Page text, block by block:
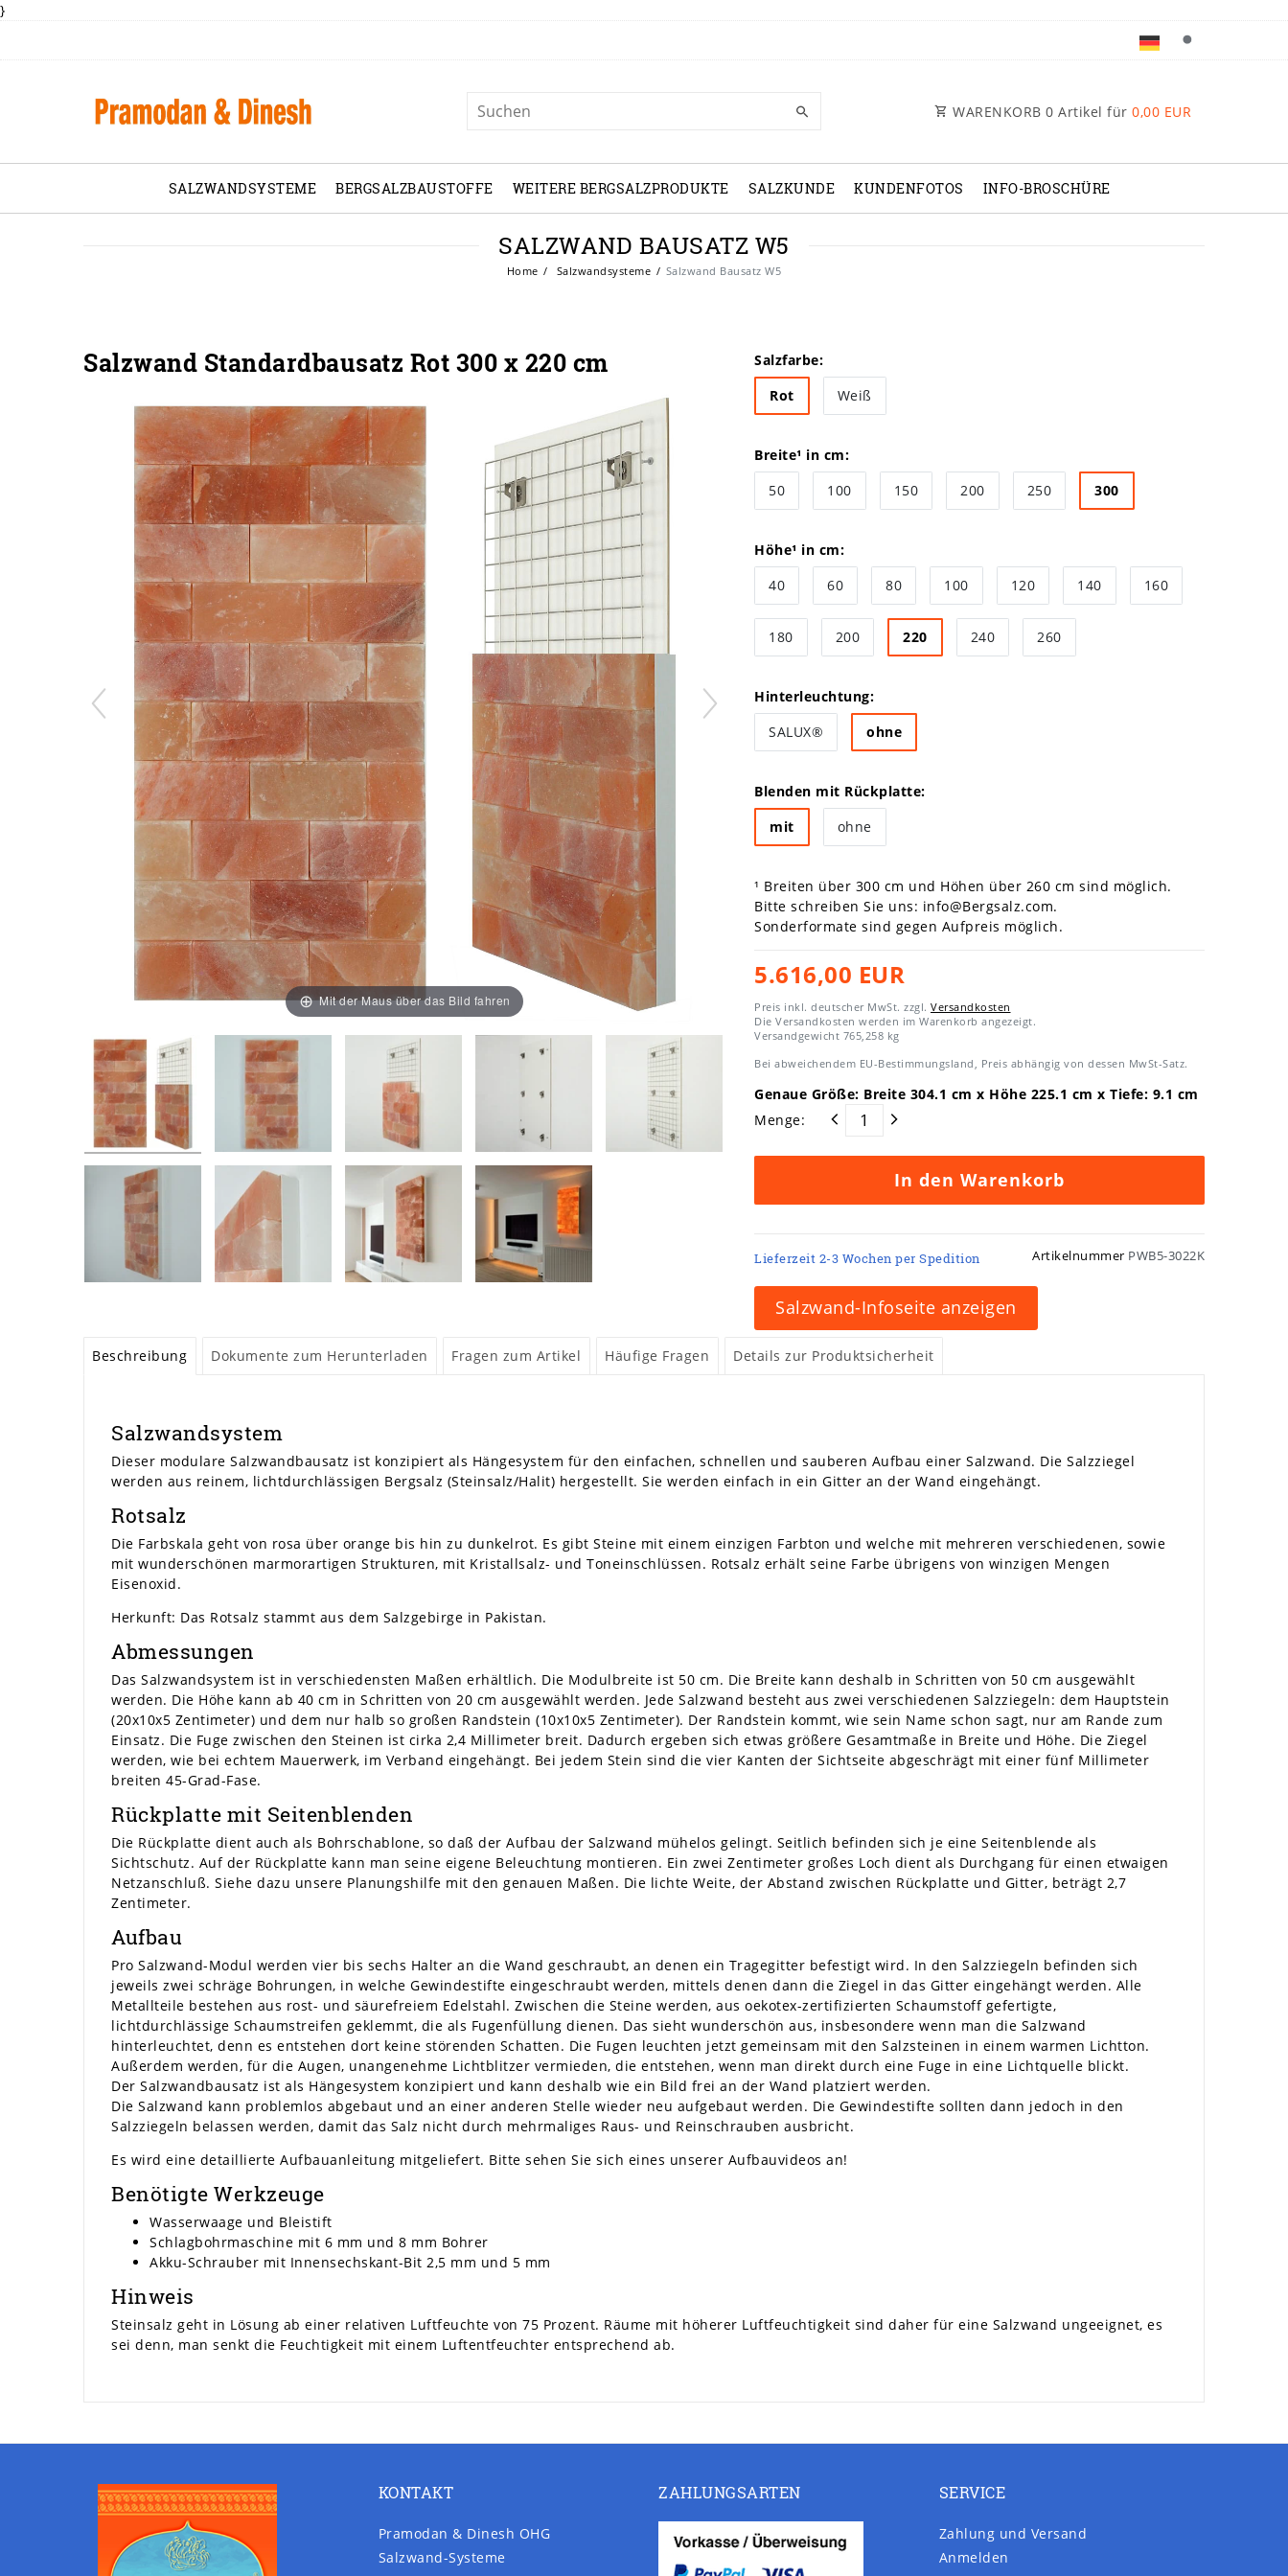
}
WARENKORB 0 Artikel für 0,00 EUR
SALZWANDSYSTEME BERGSALZBAUSTOFFE WEITERE BERGSALZPRODUKTE SALZKUNDE KUNDENFOTOS INFO-BROSCHÜRE
SALZWAND BAUSATZ W5
Home Salzwandsysteme Salzwand Bausatz W5
Salzwand Standardbausatz Rot 300 x 220 cm
Mit der Maus über das Bild fahren
Salzfarbe:
Rot
Weiß
Breite¹ in cm:
50
100 150 200 250 300
Höhe¹ in cm:
40
60 80 100 120 140 160
180 200 220 240 260
Hinterleuchtung:
SALUX®
ohne
Blenden mit Rückplatte:
mit
ohne
¹ Breiten über 300 cm und Höhen über 260 cm sind möglich.
Bitte schreiben Sie uns: info@Bergsalz.com.
Sonderformate sind gegen Aufpreis möglich.
5.616,00 EUR
Preis inkl. deutscher MwSt. zzgl. Versandkosten
Die Versandkosten werden im Warenkorb angezeigt.
Versandgewicht 765,258 kg
Bei abweichendem EU-Bestimmungsland, Preis abhängig von dessen MwSt-Satz.
Genaue Größe: Breite 304.1 cm x Höhe 225.1 cm x Tiefe: 9.1 cm
Menge:
In den Warenkorb
Lieferzeit 2-3 Wochen per Spedition Artikelnummer PWB5-3022K
Salzwand-Infoseite anzeigen
Beschreibung Dokumente zum Herunterladen Fragen zum Artikel Häufige Fragen Details zur Produktsicherheit
Salzwandsystem
Dieser modulare Salzwandbausatz ist konzipiert als Hängesystem für den einfachen, schnellen und sauberen Aufbau einer Salzwand. Die Salzziegel
werden aus reinem, lichtdurchlässigen Bergsalz (Steinsalz/Halit) hergestellt. Sie werden einfach in ein Gitter an der Wand eingehängt.
Rotsalz
Die Farbskala geht von rosa über orange bis hin zu dunkelrot. Es gibt Steine mit einem einzigen Farbton und welche mit mehreren verschiedenen, sowie
mit wunderschönen marmorartigen Strukturen, mit Kristallsalz- und Toneinschlüssen. Rotsalz erhält seine Farbe übrigens von winzigen Mengen
Eisenoxid.
Herkunft: Das Rotsalz stammt aus dem Salzgebirge in Pakistan.
Abmessungen
Das Salzwandsystem ist in verschiedensten Maßen erhältlich. Die Modulbreite ist 50 cm. Die Breite kann deshalb in Schritten von 50 cm ausgewählt
werden. Die Höhe kann ab 40 cm in Schritten von 20 cm ausgewählt werden. Jede Salzwand besteht aus zwei verschiedenen Salzziegeln: dem Hauptstein
(20x10x5 Zentimeter) und dem nur halb so großen Randstein (10x10x5 Zentimeter). Der Randstein kommt, wie sein Name schon sagt, nur am Rande zum
Einsatz. Die Fuge zwischen den Steinen ist cirka 2,4 Millimeter breit. Dadurch ergeben sich etwas größere Gesamtmaße in Breite und Höhe. Die Ziegel
werden, wie bei echtem Mauerwerk, im Verband eingehängt. Bei jedem Stein sind die vier Kanten der Sichtseite abgeschrägt mit einer fünf Millimeter
breiten 45-Grad-Fase.
Rückplatte mit Seitenblenden
Die Rückplatte dient auch als Bohrschablone, so daß der Aufbau der Salzwand mühelos gelingt. Seitlich befinden sich je eine Seitenblende als
Sichtschutz. Auf der Rückplatte kann man seine eigene Beleuchtung montieren. Ein zwei Zentimeter großes Loch dient als Durchgang für einen etwaigen
Netzanschluß. Siehe dazu unsere Planungshilfe mit den genauen Maßen. Die lichte Weite, der Abstand zwischen Rückplatte und Gitter, beträgt 2,7
Zentimeter.
Aufbau
Pro Salzwand-Modul werden vier bis sechs Halter an die Wand geschraubt, an denen ein Tragegitter befestigt wird. In den Salzziegeln befinden sich
jeweils zwei schräge Bohrungen, in welche Gewindestifte eingeschraubt werden, mittels denen dann die Ziegel in das Gitter eingehängt werden. Alle
Metallteile bestehen aus rost- und säurefreiem Edelstahl. Zwischen die Steine werden, aus oekotex-zertifizierten Schaumstoff gefertigte,
lichtdurchlässige Schaumstreifen geklemmt, die als Fugenfüllung dienen. Das sieht wunderschön aus, insbesondere wenn man die Salzwand
hinterleuchtet, denn es entstehen dort keine störenden Schatten. Die Fugen leuchten jetzt gemeinsam mit den Salzsteinen in einem warmen Lichtton.
Außerdem werden, für die Augen, unangenehme Lichtblitzer vermieden, die entstehen, wenn man direkt durch eine Fuge in eine Lichtquelle blickt.
Der Salzwandbausatz ist als Hängesystem konzipiert und kann deshalb wie ein Bild frei an der Wand platziert werden.
Die Salzwand kann problemlos abgebaut und an einer anderen Stelle wieder neu aufgebaut werden. Die Gewindestifte sollten dann jedoch in den
Salzziegeln belassen werden, damit das Salz nicht durch mehrmaliges Raus- und Reinschrauben ausbricht.
Es wird eine detaillierte Aufbauanleitung mitgeliefert. Bitte sehen Sie sich eines unserer Aufbauvideos an!
Benötigte Werkzeuge
Wasserwaage und Bleistift
Schlagbohrmaschine mit 6 mm und 8 mm Bohrer
Akku-Schrauber mit Innensechskant-Bit 2,5 mm und 5 mm
Hinweis
Steinsalz geht in Lösung ab einer relativen Luftfeuchte von 75 Prozent. Räume mit höherer Luftfeuchtigkeit sind daher für eine Salzwand ungeeignet, es
sei denn, man senkt die Feuchtigkeit mit einem Luftentfeuchter entsprechend ab.
KONTAKT
Pramodan & Dinesh OHG
Salzwand-Systeme
ZAHLUNGSARTEN SERVICE
Zahlung und Versand
Anmelden